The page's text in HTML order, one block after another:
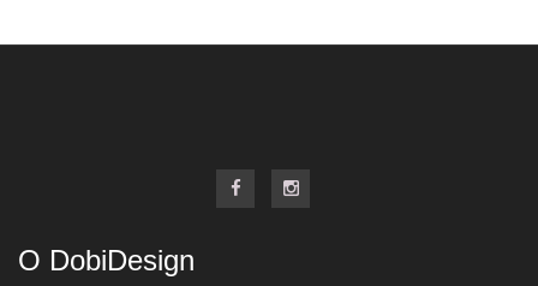
O DobiDesign